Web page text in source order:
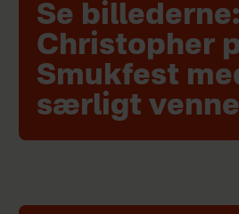
Se
Christopher
Smukfest
særligt